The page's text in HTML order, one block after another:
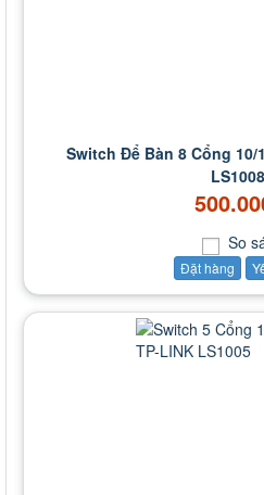
Switch Để Bàn 8 Cổng 10/
So
Đặt hàng